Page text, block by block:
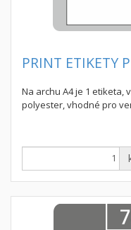
PRINT ETIKETY
Na archu A4 je 1 etiketa,
polyester, vhodné pro